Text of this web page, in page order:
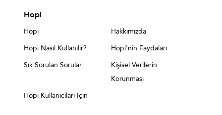
Hopi
Hopi
Hakkımızda
Hopi Nasıl Kullanılır?
Hopi'nin Faydaları
Sık Sorulan Sorular
Kişisel Verilerin
Korunması
Hopi Kullanıcıları İçin